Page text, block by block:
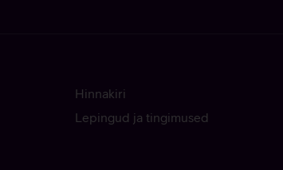
Hinnakiri
Lepingud ja tingimused